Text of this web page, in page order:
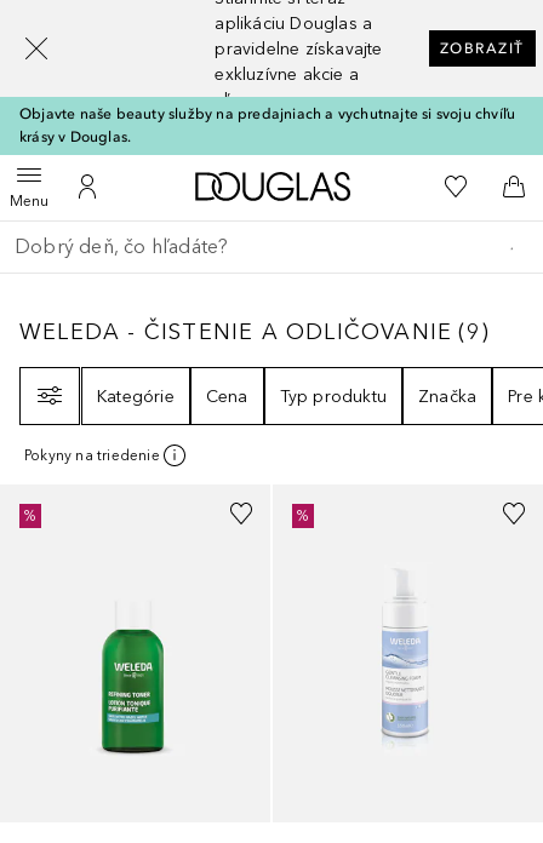
aplikáciu Douglas a
pravidelne získavajte
exkluzívne akcie a
zľavy
ZOBRAZIŤ
Objavte naše beauty služby na predajniach a vychutnajte si svoju chvíľu
krásy v Douglas.
MenuOtvoriť menuDo môjho účtu
Domov Do môjho
Do
Choď späť
Vykonajte vyhľadávanie
WELEDA - ČISTENIE A ODLIČOVANIE9
WELEDA - ČISTENIE A ODLIČOVANIE (9)
Kategórie
Cena Typ produktu Značka Pre
Pokyny na triedenie
% %
[navigation.slideout.screenreader]